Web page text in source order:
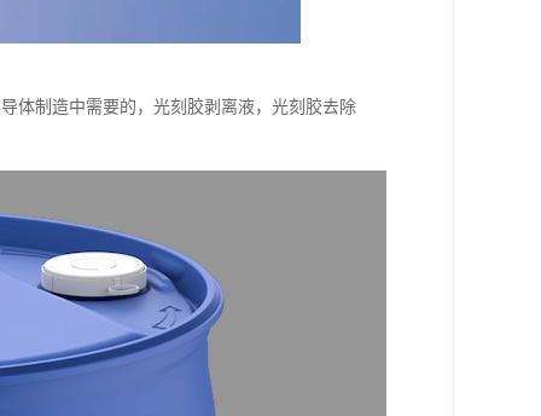
体制造中需要的，光刻胶剥离液，光刻胶去除